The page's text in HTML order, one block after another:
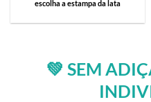
escolha a estampa da lata
💚 SEM